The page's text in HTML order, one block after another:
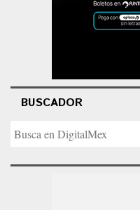
BUSCADOR